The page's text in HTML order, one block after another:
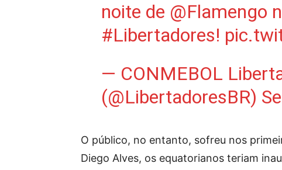
noite de @Flamengo
#Libertadores!
— CONMEBOL
(@LibertadoresBR)
O público, no entanto, sofreu nos
Diego Alves, os equatorianos teriam